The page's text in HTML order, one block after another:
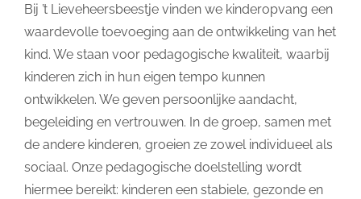
Bij ’t Lieveheersbeestje vinden we kinderopvang een
waardevolle toevoeging aan de ontwikkeling van het
kind. We staan voor pedagogische kwaliteit, waarbij
kinderen zich in hun eigen tempo kunnen
ontwikkelen. We geven persoonlijke aandacht,
begeleiding en vertrouwen. In de groep, samen met
de andere kinderen, groeien ze zowel individueel als
sociaal. Onze pedagogische doelstelling wordt
hiermee bereikt: kinderen een stabiele, gezonde en